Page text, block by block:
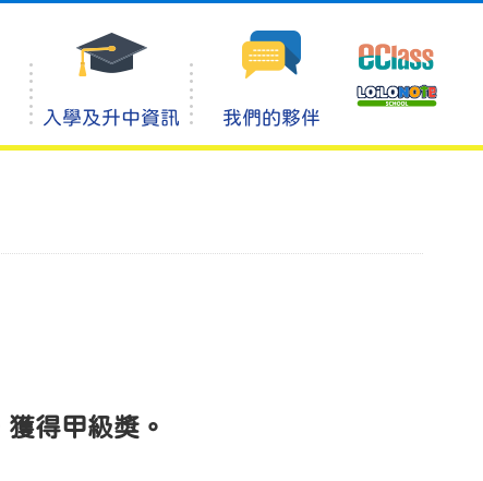
入學及升中資訊 我們的夥伴
得甲級獎。